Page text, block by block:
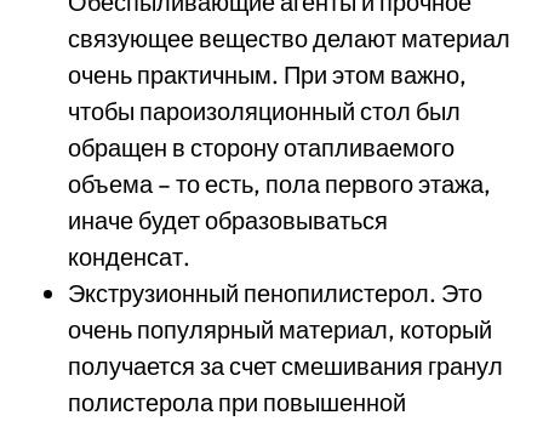
связующее вещество делают материал
очень практичным. При этом важно,
чтобы пароизоляционный стол был
обращен в сторону отапливаемого
объема – то есть, пола первого этажа,
иначе будет образовываться
конденсат.
Экструзионный пенопилистерол. Это
очень популярный материал, который
получается за счет смешивания гранул
полистерола при повышенной